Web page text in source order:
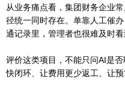
从业务痛点看，集团财务企业
径统一同时存在。单靠人工催
通记录里，管理者也很难及时看
评价这类项目，不能只问AI是
快闭环、让费用更少返工、让预